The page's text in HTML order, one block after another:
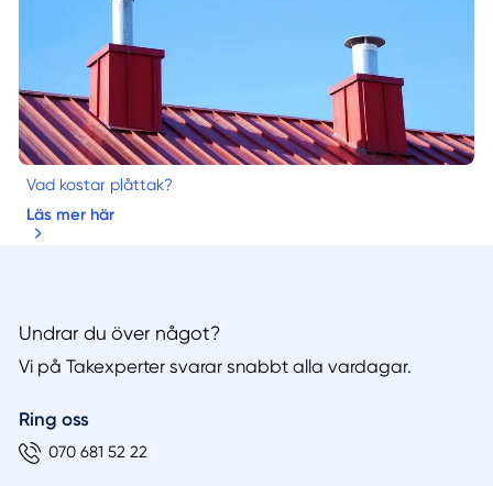
Vad kostar plåttak?
Läs mer här
Undrar du över något?
Vi på Takexperter svarar snabbt alla vardagar.
Ring oss
070 681 52 22